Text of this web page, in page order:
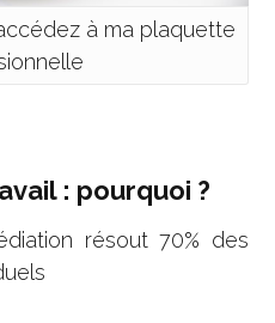
à ma plaquette
: pourquoi ?
résout 70% des